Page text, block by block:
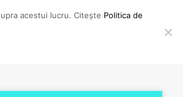
acestui lucru. Citește Politica de